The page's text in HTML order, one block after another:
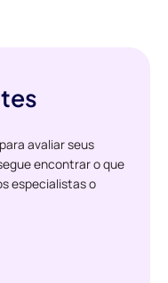
avaliar seus
encontrar o que
especialistas o